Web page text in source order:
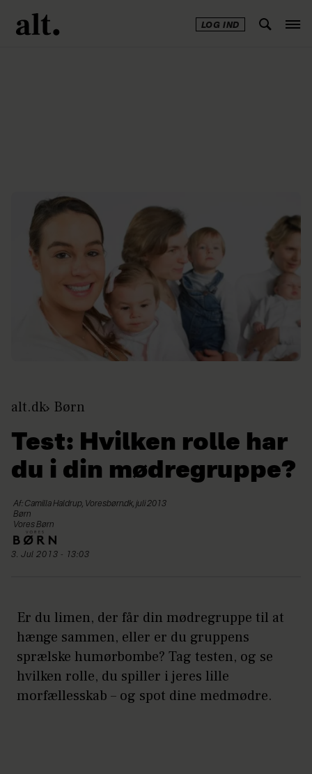
LOG IND
alt.dk Børn
Test: Hvilken rolle har
du i din mødregruppe?
Af: Camilla Haldrup, Voresbørn.dk, juli 2013
Børn
Vores Børn
3. Jul 2013 - 13:03
Er du limen, der får din mødregruppe til at
hænge sammen, eller er du gruppens
sprælske humørbombe? Tag testen, og se
hvilken rolle, du spiller i jeres lille
morfællesskab – og spot dine medmødre.